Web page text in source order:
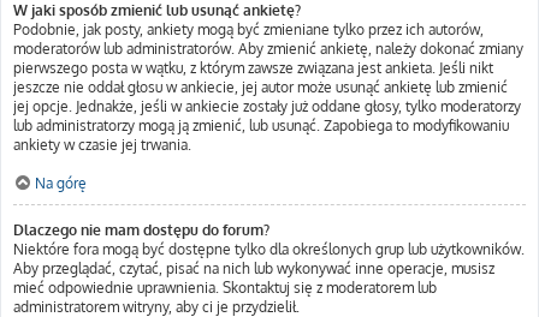
W jaki sposób zmienić lub usunąć ankietę?
Podobnie, jak posty, ankiety mogą być zmieniane tylko przez ich autorów,
moderatorów lub administratorów. Aby zmienić ankietę, należy dokonać zmiany
pierwszego posta w wątku, z którym zawsze związana jest ankieta. Jeśli nikt
jeszcze nie oddał głosu w ankiecie, jej autor może usunąć ankietę lub zmienić
jej opcje. Jednakże, jeśli w ankiecie zostały już oddane głosy, tylko moderatorzy
lub administratorzy mogą ją zmienić, lub usunąć. Zapobiega to modyfikowaniu
ankiety w czasie jej trwania.
Na górę
Dlaczego nie mam dostępu do forum?
Niektóre fora mogą być dostępne tylko dla określonych grup lub użytkowników.
Aby przeglądać, czytać, pisać na nich lub wykonywać inne operacje, musisz
mieć odpowiednie uprawnienia. Skontaktuj się z moderatorem lub
administratorem witryny, aby ci je przydzielił.